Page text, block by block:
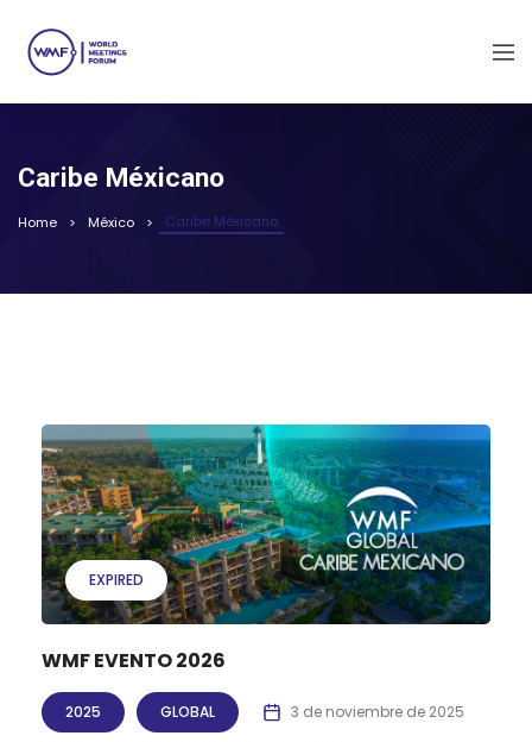
Caribe Méxicano
Home México Caribe Méxicano
EXPIRED
WMF EVENTO 2026
2025 GLOBAL 3 de noviembre de 2025